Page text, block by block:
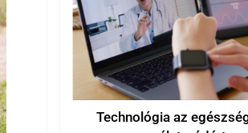
Technológia az